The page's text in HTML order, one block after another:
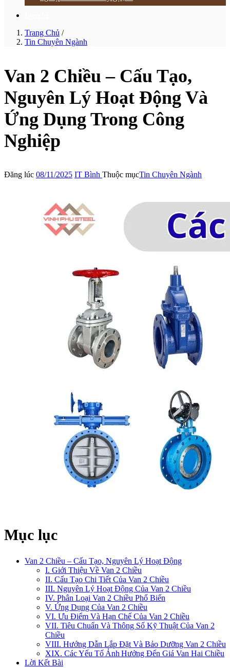
Trang Chủ /
Tin Chuyên Ngành
Van 2 Chiều – Cấu Tạo,
Nguyên Lý Hoạt Động Và
Ứng Dụng Trong Công
Nghiệp
Đăng lúc 08/11/2025 IT Bình Thuộc mụcTin Chuyên Ngành
Mục lục
Van 2 Chiều – Cấu Tạo, Nguyên Lý Hoạt Động
I. Giới Thiệu Về Van 2 Chiều
II. Cấu Tạo Chi Tiết Của Van 2 Chiều
III. Nguyên Lý Hoạt Động Của Van 2 Chiều
IV. Phân Loại Van 2 Chiều Phổ Biến
V. Ứng Dụng Của Van 2 Chiều
VI. Ưu Điểm Và Hạn Chế Của Van 2 Chiều
VII. Tiêu Chuẩn Và Thông Số Kỹ Thuật Của Van 2
Chiều
VIII. Hướng Dẫn Lắp Đặt Và Bảo Dưỡng Van 2 Chiều
XIX. Các Yếu Tố Ảnh Hưởng Đến Giá Van Hai Chiều
Lời Kết Bài